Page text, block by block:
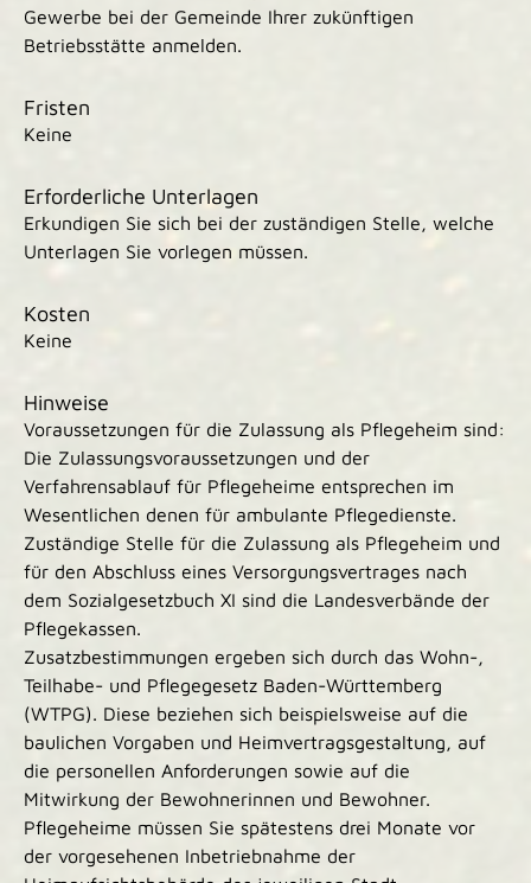
Gewerbe bei der Gemeinde Ihrer zukünftigen
Betriebsstätte anmelden.
Fristen
Keine
Erforderliche Unterlagen
Erkundigen Sie sich bei der zuständigen Stelle, welche
Unterlagen Sie vorlegen müssen.
Kosten
Keine
Hinweise
Voraussetzungen für die Zulassung als Pflegeheim sind:
Die Zulassungsvoraussetzungen und der
Verfahrensablauf für Pflegeheime entsprechen im
Wesentlichen denen für ambulante Pflegedienste.
Zuständige Stelle für die Zulassung als Pflegeheim und
für den Abschluss eines Versorgungsvertrages nach
dem Sozialgesetzbuch XI sind die Landesverbände der
Pflegekassen.
Zusatzbestimmungen ergeben sich durch das Wohn-,
Teilhabe- und Pflegegesetz Baden-Württemberg
(WTPG). Diese beziehen sich beispielsweise auf die
baulichen Vorgaben und Heimvertragsgestaltung, auf
die personellen Anforderungen sowie auf die
Mitwirkung der Bewohnerinnen und Bewohner.
Pflegeheime müssen Sie spätestens drei Monate vor
der vorgesehenen Inbetriebnahme der